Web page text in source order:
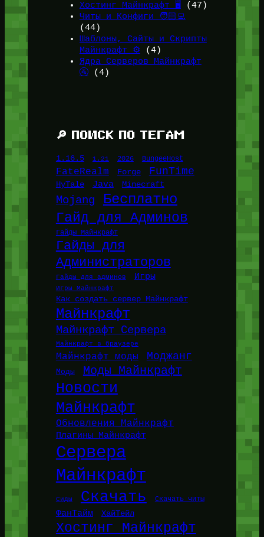
Хостинг Майнкрафт 🖥️ (47)
Читы и Конфиги 🧑🏻‍💻
(44)
Шаблоны, Сайты и Скрипты
Майнкрафт ⚙️ (4)
Ядра Серверов Майнкрафт
🚰(4)
🔎 ПОИСК ПО ТЕГАМ
1.16.5 1.21 2026 BungeeHost
FateRealm Forge FunTime
HyTale Java Minecraft
Mojang Бесплатно
Гайд для Админов
Гайды Майнкрафт
Гайды для
Администраторов
Гайды для админов Игры
Игры Майнкрафт
Как создать сервер Майнкрафт
Майнкрафт
Майнкрафт Сервера
Майнкрафт в браузере
Майнкрафт моды Моджанг
Моды Моды Майнкрафт
Новости
Майнкрафт
Обновления Майнкрафт
Плагины Майнкрафт
Сервера
Майнкрафт
Сиды Скачать Скачать читы
ФанТайм ХайТейл
Хостинг Майнкрафт